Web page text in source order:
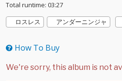
Total runtime: 03:27
ロスレス
アンダーニンジャ
How To Buy